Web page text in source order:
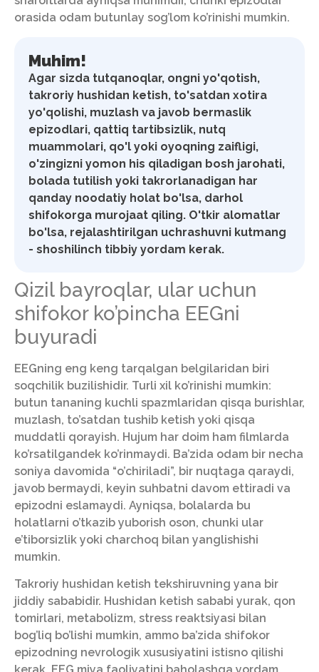
orasida odam butunlay sog’lom ko’rinishi mumkin.
Muhim!
Agar sizda tutqanoqlar, ongni yo'qotish,
takroriy hushidan ketish, to'satdan xotira
yo'qolishi, muzlash va javob bermaslik
epizodlari, qattiq tartibsizlik, nutq
muammolari, qo'l yoki oyoqning zaifligi,
o'zingizni yomon his qiladigan bosh jarohati,
bolada tutilish yoki takrorlanadigan har
qanday noodatiy holat bo'lsa, darhol
shifokorga murojaat qiling. O'tkir alomatlar
bo'lsa, rejalashtirilgan uchrashuvni kutmang
- shoshilinch tibbiy yordam kerak.
Qizil bayroqlar, ular uchun
shifokor ko’pincha EEGni
buyuradi
EEGning eng keng tarqalgan belgilaridan biri
soqchilik buzilishidir. Turli xil ko’rinishi mumkin:
butun tananing kuchli spazmlaridan qisqa burishlar,
muzlash, to’satdan tushib ketish yoki qisqa
muddatli qorayish. Hujum har doim ham filmlarda
ko’rsatilgandek ko’rinmaydi. Ba’zida odam bir necha
soniya davomida “o’chiriladi”, bir nuqtaga qaraydi,
javob bermaydi, keyin suhbatni davom ettiradi va
epizodni eslamaydi. Ayniqsa, bolalarda bu
holatlarni o’tkazib yuborish oson, chunki ular
e’tiborsizlik yoki charchoq bilan yanglishishi
mumkin.
Takroriy hushidan ketish tekshiruvning yana bir
jiddiy sababidir. Hushidan ketish sababi yurak, qon
tomirlari, metabolizm, stress reaktsiyasi bilan
bog’liq bo’lishi mumkin, ammo ba’zida shifokor
epizodning nevrologik xususiyatini istisno qilishi